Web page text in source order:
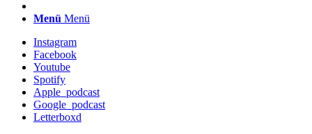
Menü Menü
Instagram
Facebook
Youtube
Spotify
Apple_podcast
Google_podcast
Letterboxd